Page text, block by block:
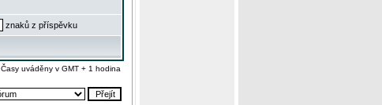
znaků z příspěvku
Časy uváděny v GMT + 1 hodina